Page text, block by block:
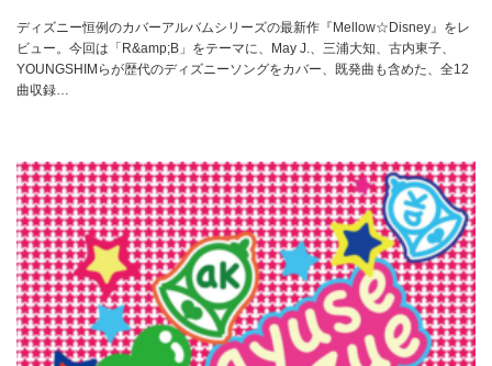
ディズニー恒例のカバーアルバムシリーズの最新作『Mellow☆Disney』をレ
ビュー。今回は「R&amp;B」をテーマに、May J.、三浦大知、古内東子、
YOUNGSHIMらが歴代のディズニーソングをカバー、既発曲も含めた、全12
曲収録…